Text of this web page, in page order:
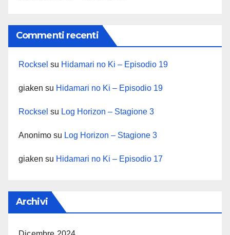
Commenti recenti
Rocksel su Hidamari no Ki – Episodio 19
giaken su Hidamari no Ki – Episodio 19
Rocksel su Log Horizon – Stagione 3
Anonimo su Log Horizon – Stagione 3
giaken su Hidamari no Ki – Episodio 17
Archivi